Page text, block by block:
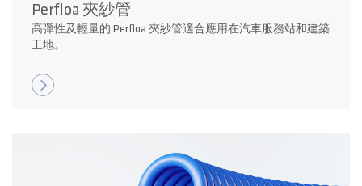
Perfloa 夾紗管
高彈性及輕量的 Perfloa 夾紗管適合應用在汽車服務站和建築
工地。